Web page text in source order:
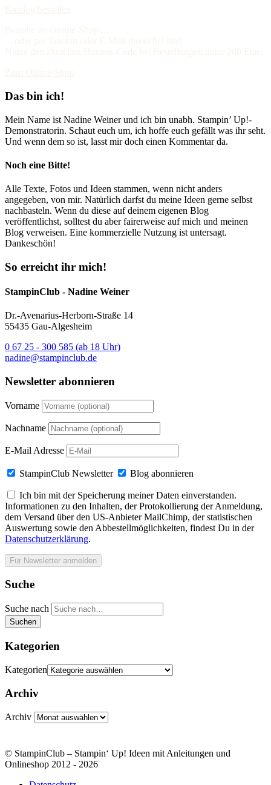
Das bin ich!
Mein Name ist Nadine Weiner und ich bin unabh. Stampin’ Up!-
Demonstratorin. Schaut euch um, ich hoffe euch gefällt was ihr seht.
Und wenn dem so ist, lasst mir doch einen Kommentar da.
Noch eine Bitte!
Alle Texte, Fotos und Ideen stammen, wenn nicht anders
angegeben, von mir. Natürlich darfst du meine Ideen gerne selbst
nachbasteln. Wenn du diese auf deinem eigenen Blog
veröffentlichst, solltest du aber fairerweise auf mich und meinen
Blog verweisen. Eine kommerzielle Nutzung ist untersagt.
Dankeschön!
So erreicht ihr mich!
StampinClub - Nadine Weiner
Dr.-Avenarius-Herborn-Straße 14
55435 Gau-Algesheim
0 67 25 - 300 585 (ab 18 Uhr)
nadine@stampinclub.de
Newsletter abonnieren
Vorname
Nachname
E-Mail Adresse
StampinClub Newsletter Blog abonnieren
Ich bin mit der Speicherung meiner Daten einverstanden.
Informationen zu den Inhalten, der Protokollierung der Anmeldung,
dem Versand über den US-Anbieter MailChimp, der statistischen
Auswertung sowie den Abbestellmöglichkeiten, findest Du in der
Datenschutzerklärung.
Suche
Suche nach
Suchen
Kategorien
Kategorien
Archiv
Archiv
© StampinClub – Stampin‘ Up! Ideen mit Anleitungen und
Onlineshop 2012 - 2026